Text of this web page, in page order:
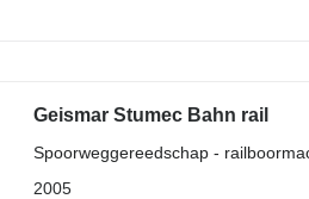
Geismar Stumec Bahn rail
Spoorweggereedschap -
2005